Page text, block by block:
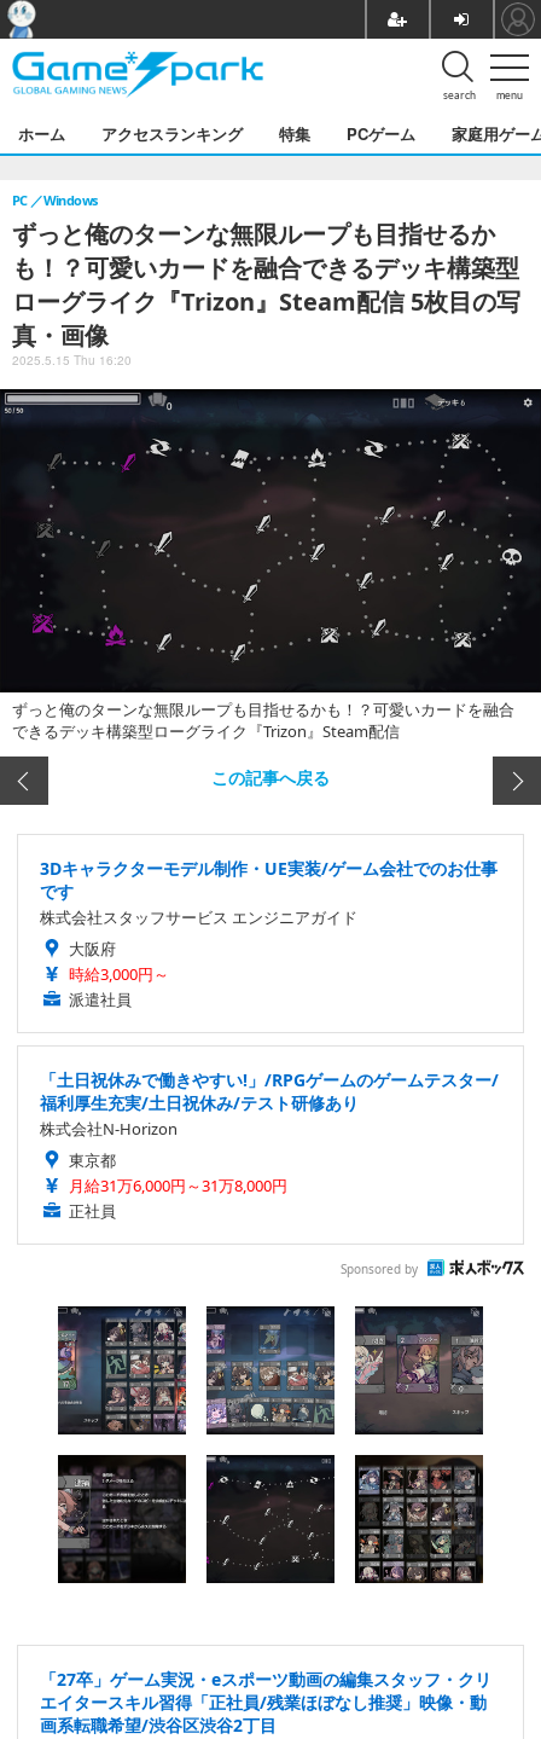
menu
search
ホーム アクセスランキング 特集 PCゲーム 家庭用ゲー
ずっと俺のターンな無限ループも目指せるか
も！？可愛いカードを融合できるデッキ構築型
ローグライク『Trizon』Steam配信 5枚目の写
真・画像
PC Windows
2025.5.15 Thu 16:20
ずっと俺のターンな無限ループも目指せるかも！？可愛いカードを融合
できるデッキ構築型ローグライク『Trizon』Steam配信
この記事へ戻る
3Dキャラクターモデル制作・UE実装/ゲーム会社でのお仕事
です
株式会社スタッフサービス エンジニアガイド
大阪府
時給3,000円～
派遣社員
「土日祝休みで働きやすい!」/RPGゲームのゲームテスター/
福利厚生充実/土日祝休み/テスト研修あり
株式会社N-Horizon
東京都
月給31万6,000円～31万8,000円
正社員
Sponsored by
「27卒」ゲーム実況・eスポーツ動画の編集スタッフ・クリ
エイタースキル習得「正社員/残業ほぼなし推奨」映像・動
画系転職希望/渋谷区渋谷2丁目